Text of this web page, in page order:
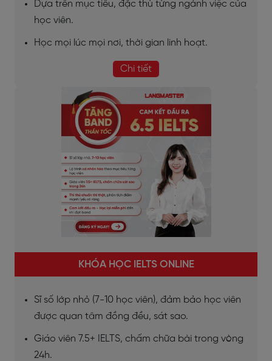
Dựa trên mục tiêu, đặc thù từng ngành việc của
học viên.
Học mọi lúc mọi nơi, thời gian linh hoạt.
Chi tiết
KHÓA HỌC IELTS ONLINE
Sĩ số lớp nhỏ (7-10 học viên), đảm bảo học viên
được quan tâm đồng đều, sát sao.
Giáo viên 7.5+ IELTS, chấm chữa bài trong vòng
24h.